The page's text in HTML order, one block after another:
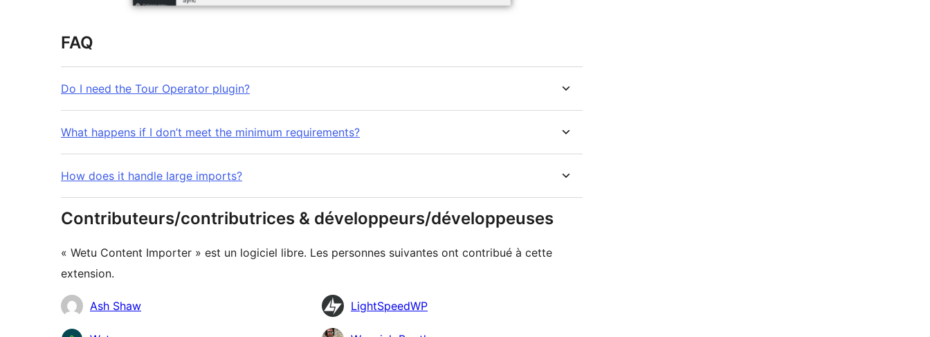
FAQ
Do I need the Tour Operator plugin?
What happens if I don’t meet the minimum requirements?
How does it handle large imports?
Contributeurs/contributrices & développeurs/développeuses
« Wetu Content Importer » est un logiciel libre. Les personnes suivantes ont contribué à cette
extension.
Contributeurs
Ash Shaw LightSpeedWP